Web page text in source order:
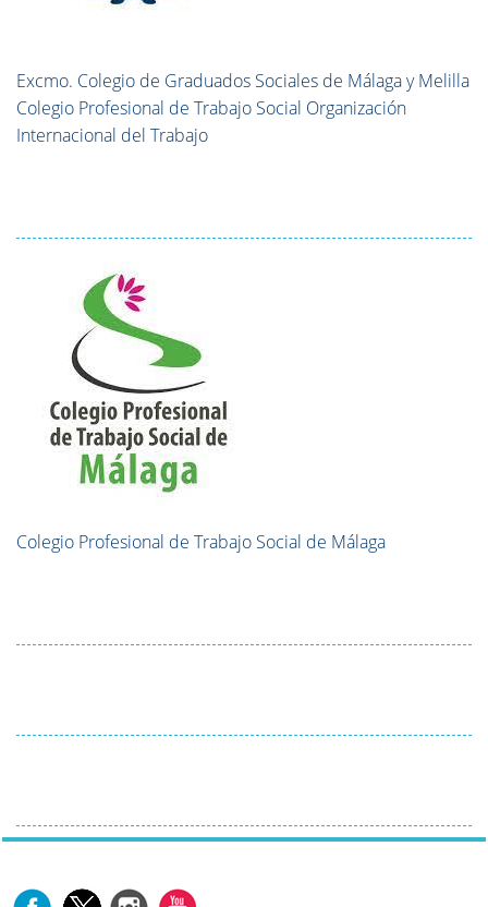
Excmo. Colegio de Graduados Sociales de Málaga y Melilla
Colegio Profesional de Trabajo Social Organización
Internacional del Trabajo
Colegio Profesional de Trabajo Social de Málaga